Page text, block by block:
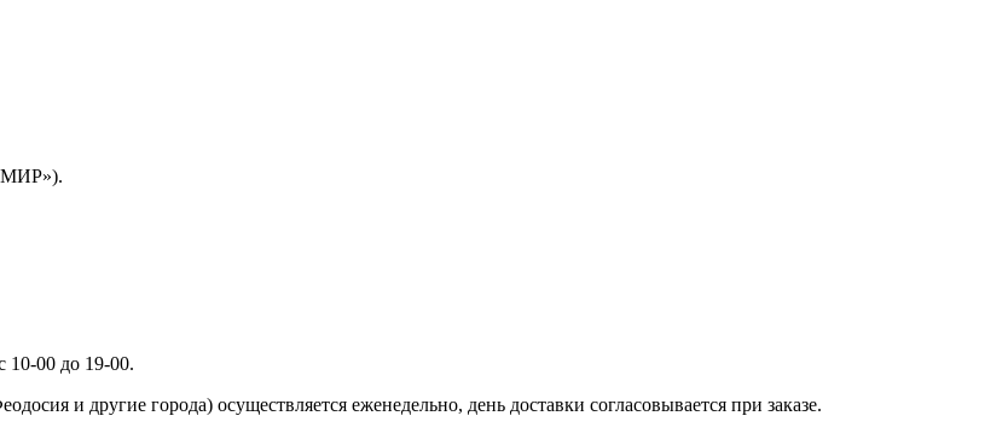
10-00 до 19-00.
и другие города) осуществляется еженедельно, день доставки согласовывается при заказе.